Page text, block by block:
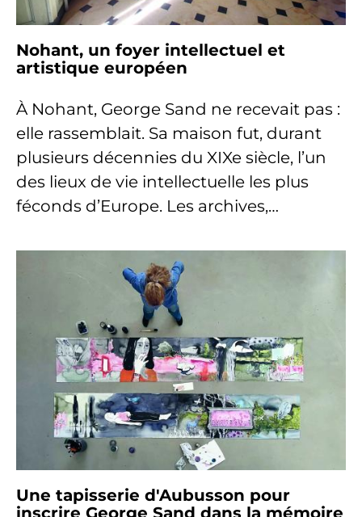
Nohant, un foyer intellectuel et
artistique européen
À Nohant, George Sand ne recevait pas :
elle rassemblait. Sa maison fut, durant
plusieurs décennies du XIXe siècle, l’un
des lieux de vie intellectuelle les plus
féconds d’Europe. Les archives,…
Une tapisserie d'Aubusson pour
inscrire George Sand dans la mémoire